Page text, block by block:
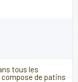
tous les
de patins